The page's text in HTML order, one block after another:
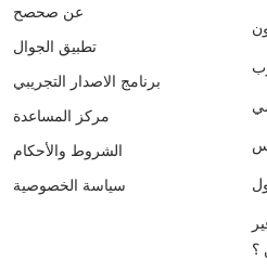
عن صحصح
تطبيق الجوال
برنامج الاصدار التجريبي
مركز المساعدة
الشروط والأحكام
سياسة الخصوصية
؟